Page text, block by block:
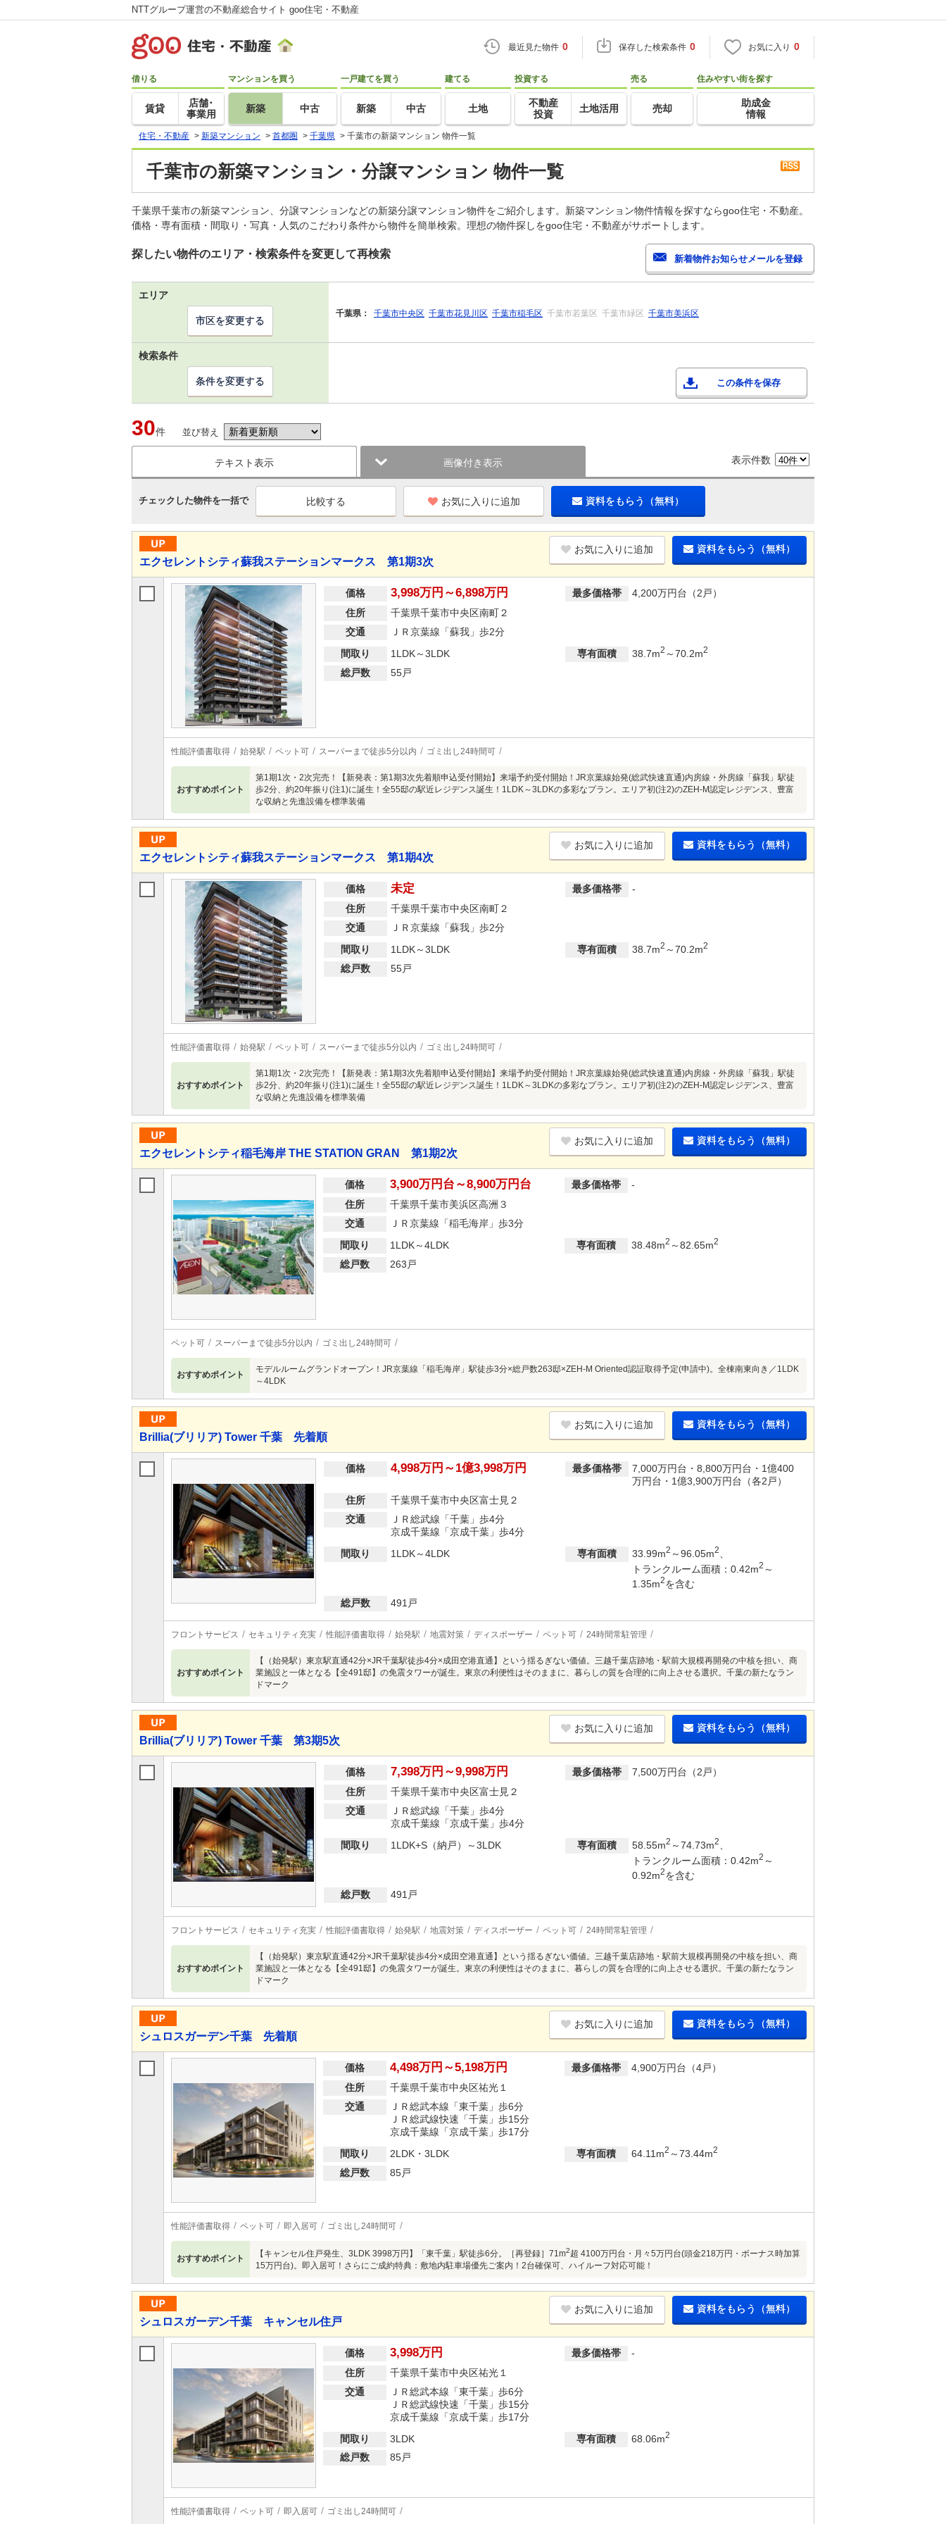
NTTグループ運営の不動産総合サイト goo住宅・不動産
最近見た物件 0 保存した検索条件 0 お気に入り 0
借りる
賃貸
店舗･
事業用
マンションを買う
新築 中古
一戸建てを買う
新築 中古
建てる
土地
投資する
不動産
投資
土地活用
売る
売却
住みやすい街を探す
助成金
情報
住宅・不動産 > 新築マンション > 首都圏 > 千葉県 > 千葉市の新築マンション 物件一覧
千葉市の新築マンション・分譲マンション 物件一覧
千葉県千葉市の新築マンション、分譲マンションなどの新築分譲マンション物件をご紹介します。新築マンション物件情報を探すならgoo住宅・不動産。
価格・専有面積・間取り・写真・人気のこだわり条件から物件を簡単検索。理想の物件探しをgoo住宅・不動産がサポートします。
探したい物件のエリア・検索条件を変更して再検索
エリア
千葉県： 千葉市中央区 千葉市花見川区 千葉市稲毛区 千葉市若葉区 千葉市緑区 千葉市美浜区
市区を変更する
検索条件
この条件を保存
条件を変更する
30件 並び替え
テキスト表示 画像付き表示 表示件数
チェックした物件を一括で お気に入りに追加 資料をもらう（無料）
エクセレントシティ蘇我ステーションマークス 第1期3次
お気に入りに追加 資料をもらう（無料）
価格 3,998万円～6,898万円 最多価格帯
4,200万円台（2戸）
住所
千葉県千葉市中央区南町２
交通
ＪＲ京葉線「蘇我」歩2分
間取り
1LDK～3LDK 専有面積 38.7m2 ～70.2m2
総戸数 55戸
性能評価書取得 始発駅 ペット可 スーパーまで徒歩5分以内 ゴミ出し24時間可
おすすめポイント
第1期1次・2次完売！【新発表：第1期3次先着順申込受付開始】来場予約受付開始！JR京葉線始発(総武快速直通)内房線・外房線「蘇我」駅徒
歩2分、約20年振り(注1)に誕生！全55邸の駅近レジデンス誕生！1LDK～3LDKの多彩なプラン。エリア初(注2)のZEH-M認定レジデンス、豊富
な収納と先進設備を標準装備
エクセレントシティ蘇我ステーションマークス 第1期4次
お気に入りに追加 資料をもらう（無料）
価格 未定 最多価格帯
-
住所
千葉県千葉市中央区南町２
交通
ＪＲ京葉線「蘇我」歩2分
間取り
1LDK～3LDK 専有面積 38.7m2 ～70.2m2
総戸数 55戸
性能評価書取得 始発駅 ペット可 スーパーまで徒歩5分以内 ゴミ出し24時間可
おすすめポイント
第1期1次・2次完売！【新発表：第1期3次先着順申込受付開始】来場予約受付開始！JR京葉線始発(総武快速直通)内房線・外房線「蘇我」駅徒
歩2分、約20年振り(注1)に誕生！全55邸の駅近レジデンス誕生！1LDK～3LDKの多彩なプラン。エリア初(注2)のZEH-M認定レジデンス、豊富
な収納と先進設備を標準装備
エクセレントシティ稲毛海岸 THE STATION GRAN 第1期2次
お気に入りに追加 資料をもらう（無料）
価格 3,900万円台～8,900万円台 最多価格帯
-
住所
千葉県千葉市美浜区高洲３
交通
ＪＲ京葉線「稲毛海岸」歩3分
間取り
1LDK～4LDK 専有面積 38.48m2 ～82.65m2
総戸数 263戸
ペット可 スーパーまで徒歩5分以内 ゴミ出し24時間可
おすすめポイント
モデルルームグランドオープン！JR京葉線「稲毛海岸」駅徒歩3分×総戸数263邸×ZEH-M Oriented認証取得予定(申請中)。全棟南東向き／1LDK
～4LDK
Brillia(ブリリア) Tower 千葉 先着順
お気に入りに追加 資料をもらう（無料）
価格 4,998万円～1億3,998万円 最多価格帯
7,000万円台・8,800万円台・1億400
万円台・1億3,900万円台（各2戸）
住所
千葉県千葉市中央区富士見２
交通
ＪＲ総武線「千葉」歩4分
京成千葉線「京成千葉」歩4分
間取り
1LDK～4LDK 専有面積 33.99m2 ～96.05m2
トランクルーム面積：0.42m2 ～
1.35m2を含む
総戸数
491戸
フロントサービス セキュリティ充実 性能評価書取得 始発駅 地震対策 ディスポーザー ペット可 24時間常駐管理
おすすめポイント
【（始発駅）東京駅直通42分×JR千葉駅徒歩4分×成田空港直通】という揺るぎない価値。三越千葉店跡地・駅前大規模再開発の中核を担い、商
業施設と一体となる【全491邸】の免震タワーが誕生。東京の利便性はそのままに、暮らしの質を合理的に向上させる選択。千葉の新たなラン
ドマーク
Brillia(ブリリア) Tower 千葉 第3期5次
お気に入りに追加 資料をもらう（無料）
価格 7,398万円～9,998万円 最多価格帯
7,500万円台（2戸）
住所
千葉県千葉市中央区富士見２
交通
ＪＲ総武線「千葉」歩4分
京成千葉線「京成千葉」歩4分
間取り
1LDK+S（納戸）～3LDK 専有面積 58.55m2 ～74.73m2
トランクルーム面積：0.42m2 ～
0.92m2を含む
総戸数
491戸
フロントサービス セキュリティ充実 性能評価書取得 始発駅 地震対策 ディスポーザー ペット可 24時間常駐管理
おすすめポイント
【（始発駅）東京駅直通42分×JR千葉駅徒歩4分×成田空港直通】という揺るぎない価値。三越千葉店跡地・駅前大規模再開発の中核を担い、商
業施設と一体となる【全491邸】の免震タワーが誕生。東京の利便性はそのままに、暮らしの質を合理的に向上させる選択。千葉の新たなラン
ドマーク
シュロスガーデン千葉 先着順
お気に入りに追加 資料をもらう（無料）
価格 4,498万円～5,198万円 最多価格帯
4,900万円台（4戸）
住所
千葉県千葉市中央区祐光１
交通
ＪＲ総武本線「東千葉」歩6分
ＪＲ総武線快速「千葉」歩15分
京成千葉線「京成千葉」歩17分
間取り
2LDK・3LDK 専有面積 64.11m2 ～73.44m2
総戸数 85戸
性能評価書取得 ペット可 即入居可 ゴミ出し24時間可
おすすめポイント 【キャンセル住戸発生、3LDK 3998万円】「東千葉」駅徒歩6分。［再登録］71m2超 4100万円台・月々5万円台(頭金218万円・ボーナス時加算
15万円台)。即入居可！さらにご成約特典：敷地内駐車場優先ご案内！2台確保可、ハイルーフ対応可能！
シュロスガーデン千葉 キャンセル住戸
お気に入りに追加 資料をもらう（無料）
価格 3,998万円 最多価格帯
-
住所
千葉県千葉市中央区祐光１
交通
ＪＲ総武本線「東千葉」歩6分
ＪＲ総武線快速「千葉」歩15分
京成千葉線「京成千葉」歩17分
間取り
3LDK 専有面積 68.06m2
総戸数 85戸
性能評価書取得 ペット可 即入居可 ゴミ出し24時間可